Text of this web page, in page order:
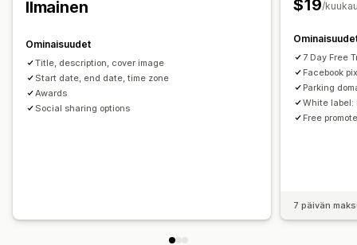
Mukautukset
Ilmainen
Ominaisuudet
Title, description, cover image
Start date, end date, time zone
Awards
Social sharing options
$19/
7 Day Free
Facebook
Parking
White label:
Free
7 päivän